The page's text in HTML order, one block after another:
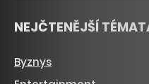
NEJČTENĚJŠÍ
Byznys